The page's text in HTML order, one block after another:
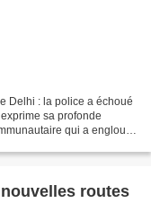
Delhi : la police a échoué
sa profonde
qui a englouti
routes